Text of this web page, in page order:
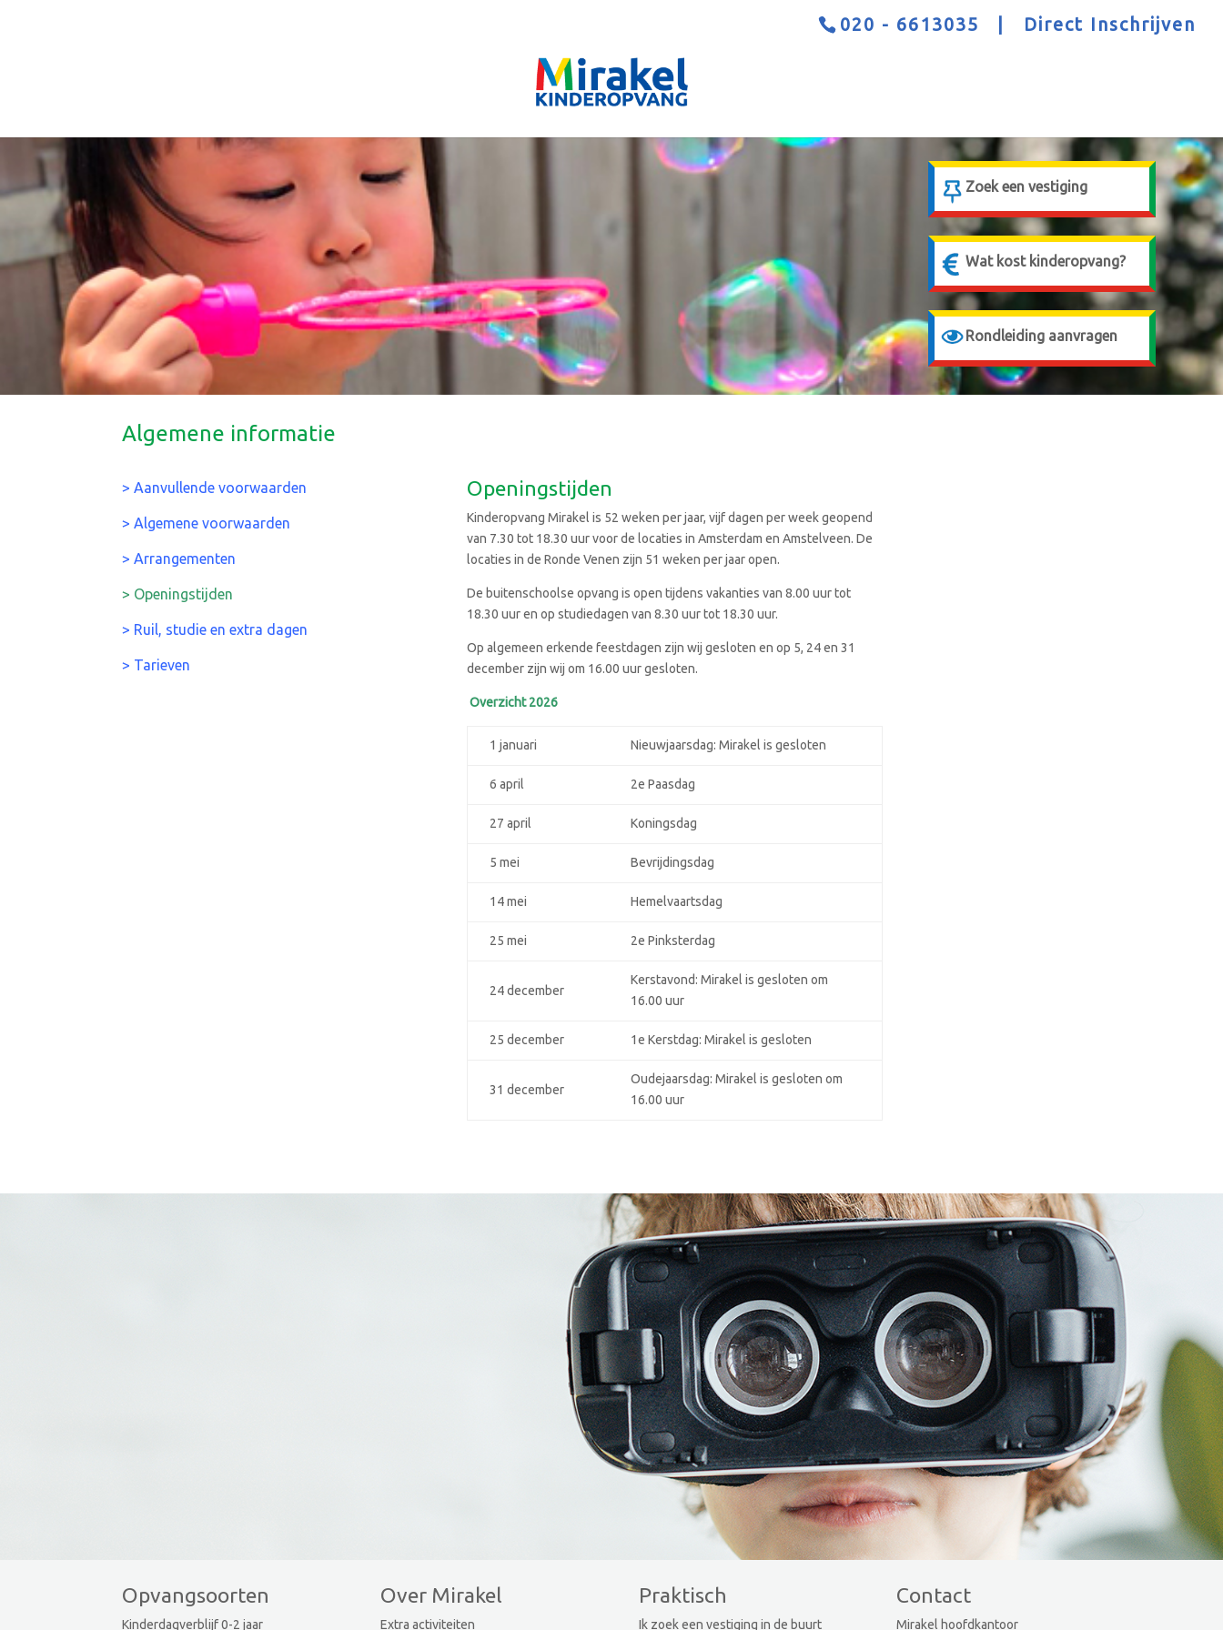
020 - 6613035 Direct Inschrijven
Zoek een vestiging
Wat kost kinderopvang?
Rondleiding aanvragen
Algemene informatie
> Aanvullende voorwaarden
> Algemene voorwaarden
> Arrangementen
> Openingstijden
> Ruil, studie en extra dagen
> Tarieven
Openingstijden
Kinderopvang Mirakel is 52 weken per jaar, vijf dagen per week geopend
van 7.30 tot 18.30 uur voor de locaties in Amsterdam en Amstelveen. De
locaties in de Ronde Venen zijn 51 weken per jaar open.
De buitenschoolse opvang is open tijdens vakanties van 8.00 uur tot
18.30 uur en op studiedagen van 8.30 uur tot 18.30 uur.
Op algemeen erkende feestdagen zijn wij gesloten en op 5, 24 en 31
december zijn wij om 16.00 uur gesloten.
Overzicht 2026
1 januari Nieuwjaarsdag: Mirakel is gesloten
6 april 2e Paasdag
27 april Koningsdag
5 mei Bevrijdingsdag
14 mei Hemelvaartsdag
25 mei 2e Pinksterdag
24 december
Kerstavond: Mirakel is gesloten om
16.00 uur
25 december 1e Kerstdag: Mirakel is gesloten
31 december
Oudejaarsdag: Mirakel is gesloten om
16.00 uur
Opvangsoorten
Kinderdagverblijf 0-2 jaar
Over Mirakel
Extra activiteiten
Praktisch
Ik zoek een vestiging in de buurt
Contact
Mirakel hoofdkantoor